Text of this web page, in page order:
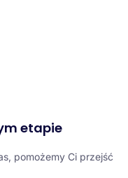
etapie
pomożemy Ci przejść